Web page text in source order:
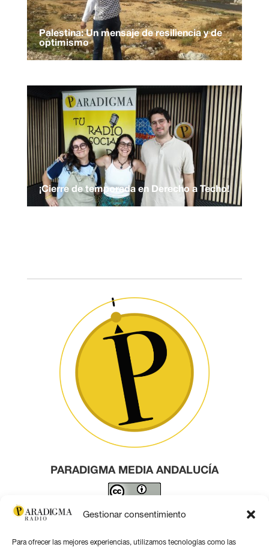
Gestionar consentimiento
Para ofrecer las mejores experiencias, utilizamos tecnologías como las
Palestina: Un mensaje de resiliencia y de
optimismo
¡Cierre de temporada en Derecho a Techo!
PARADIGMA MEDIA ANDALUCÍA
Este obra está bajo una licencia de Creative Commons